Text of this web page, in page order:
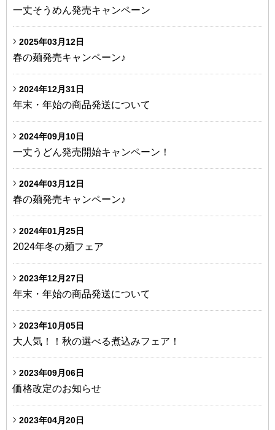
一丈そうめん発売キャンペーン
2025年03月12日
春の麺発売キャンペーン♪
2024年12月31日
年末・年始の商品発送について
2024年09月10日
一丈うどん発売開始キャンペーン！
2024年03月12日
春の麺発売キャンペーン♪
2024年01月25日
2024年冬の麺フェア
2023年12月27日
年末・年始の商品発送について
2023年10月05日
大人気！！秋の選べる煮込みフェア！
2023年09月06日
価格改定のお知らせ
2023年04月20日